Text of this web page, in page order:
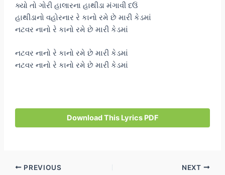
ક્યો તો ગોરી હાલારના હાથીડા મંગાવી દઉં
હાથીડાનો વહોરનાર રે કાનો રમે છે મારી કેડમાં
નટવર નાનો રે કાનો રમે છે મારી કેડમાં
નટવર નાનો રે કાનો રમે છે મારી કેડમાં
નટવર નાનો રે કાનો રમે છે મારી કેડમાં
Download This Lyrics PDF
Post
PREVIOUS NEXT